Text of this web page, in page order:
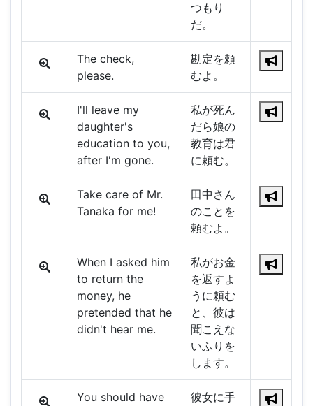
つもり
だ。
The check,
please.
勘定を頼
むよ。
I'll leave my
daughter's
education to you,
after I'm gone.
私が死ん
だら娘の
教育は君
に頼む。
Take care of Mr.
Tanaka for me!
田中さん
のことを
頼むよ。
When I asked him
to return the
money, he
pretended that he
didn't hear me.
私がお金
を返すよ
うに頼む
と、彼は
聞こえな
いふりを
します。
You should have
彼女に手